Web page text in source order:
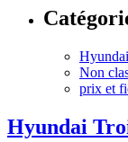
Non
prix et
Hyundai